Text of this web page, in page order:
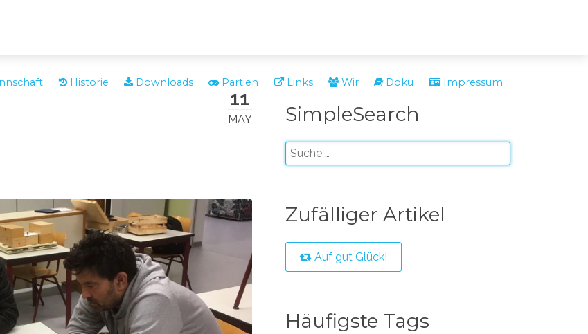
Historie Downloads Partien Links Wir Doku Impressum
11
MAY SimpleSearch
Zufälliger Artikel
Auf gut Glück!
Häufigste Tags